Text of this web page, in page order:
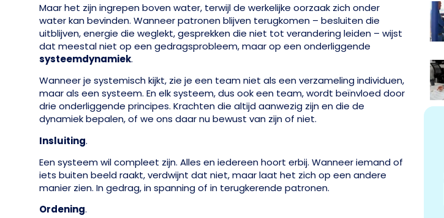
Maar het zijn ingrepen boven water, terwijl de werkelijke oorzaak zich onder
water kan bevinden. Wanneer patronen blijven terugkomen – besluiten die
uitblijven, energie die weglekt, gesprekken die niet tot verandering leiden – wijst
dat meestal niet op een gedragsprobleem, maar op een onderliggende
systeemdynamiek.
Wanneer je systemisch kijkt, zie je een team niet als een verzameling individuen,
maar als een systeem. En elk systeem, dus ook een team, wordt beïnvloed door
drie onderliggende principes. Krachten die altijd aanwezig zijn en die de
dynamiek bepalen, of we ons daar nu bewust van zijn of niet.
Insluiting.
Een systeem wil compleet zijn. Alles en iedereen hoort erbij. Wanneer iemand of
iets buiten beeld raakt, verdwijnt dat niet, maar laat het zich op een andere
manier zien. In gedrag, in spanning of in terugkerende patronen.
Ordening.